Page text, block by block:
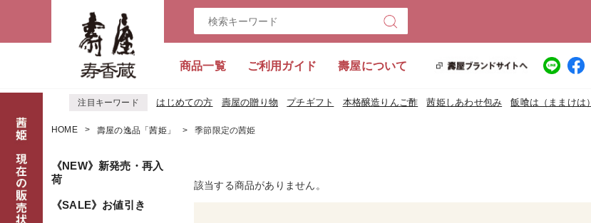
商品一覧 ご利用ガイド 壽屋について
注目キーワード はじめての方 壽屋の贈り物 プチギフト 本格醸造りんご酢 茜姫しあわせ包み 飯喰は（ままけは）
HOME 壽屋の逸品「茜姫」 季節限定の茜姫
該当する商品がありません。
《NEW》新発売・再入
荷
《SALE》お値引き